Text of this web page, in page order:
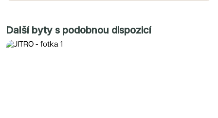
Další byty s podobnou dispozicí